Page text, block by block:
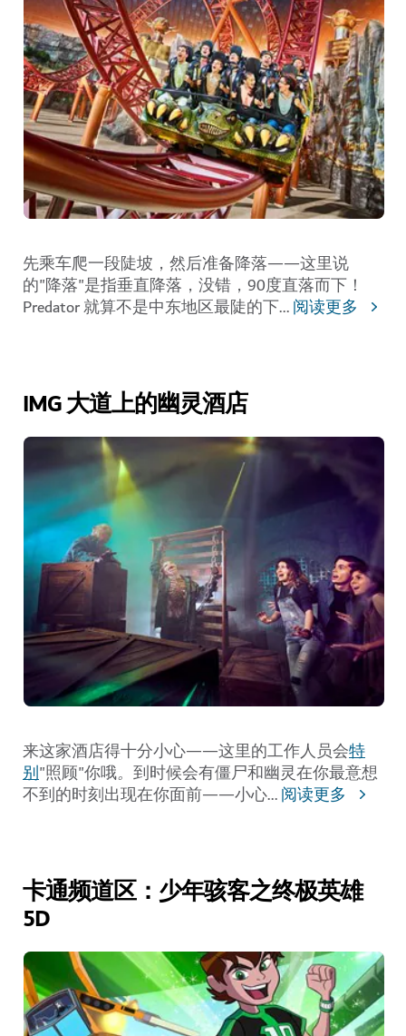
先乘车爬一段陡坡，然后准备降落——这里说
的"降落"是指垂直降落，没错，90度直落而下！
Predator 就算不是中东地区最陡的下...阅读更多
IMG 大道上的幽灵酒店
来这家酒店得十分小心——这里的工作人员会特
别"照顾"你哦。 到时候会有僵尸和幽灵在你最意想
不到的时刻出现在你面前——小心...阅读更多
卡通频道区：少年骇客之终极英雄
5D